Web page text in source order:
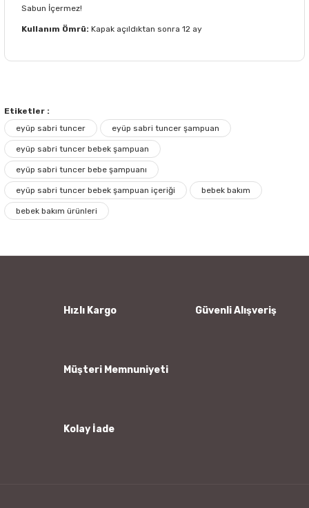
Sabun İçermez!
Kullanım Ömrü: Kapak açıldıktan sonra 12 ay
Yorum Yaz
Görüş ve önerileriniz için teşekkür ederiz.
Ürün resmi kalitesiz, bozuk veya görüntülenemiyor.
Ürün açıklamasında eksik bilgiler bulunuyor.
Ürün bilgilerinde hatalar bulunuyor.
Ürün fiyatı diğer sitelerden daha pahalı.
Etiketler :
eyüp sabri tuncer
eyüp sabri tuncer şampuan
eyüp sabri tuncer bebek şampuan
eyüp sabri tuncer bebe şampuanı
eyüp sabri tuncer bebek şampuan içeriği bebek bakım
bebek bakım ürünleri
Hızlı Kargo Güvenli Alışveriş
Müşteri Memnuniyeti
Kolay İade